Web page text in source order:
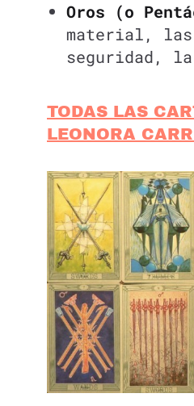
Oros (o
material,
seguridad,
TODAS LAS
LEONORA